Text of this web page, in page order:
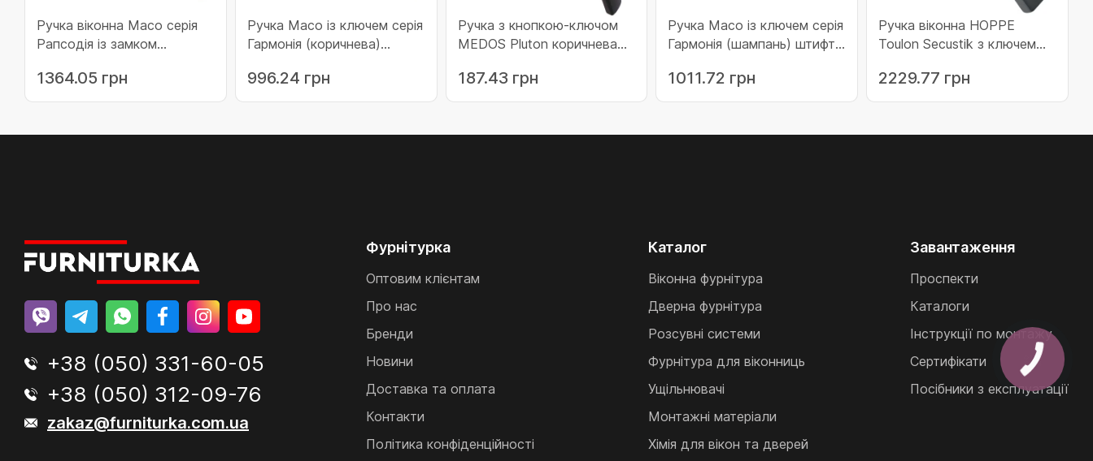
Ручка віконна Масо серія
Рапсодія із замком
1364.05 грн
Ручка Масо із ключем серія
Гармонія (коричнева)
996.24 грн
Ручка з кнопкою-ключом
MEDOS Pluton коричнева
187.43 грн
Ручка Масо із ключем серія
Гармонія (шампань) штифт
1011.72 грн
Ручка віконна HOPPE
Toulon Secustik з ключем
(11945935)
2229.77 грн
+38 (050) 331-60-05
+38 (050) 312-09-76
zakaz@furniturka.com.ua
Фурнітурка
Оптовим клієнтам
Про нас
Бренди
Новини
Доставка та оплата
Контакти
Політика конфіденційності
Каталог
Віконна фурнітура
Дверна фурнітура
Розсувні системи
Фурнітура для віконниць
Ущільнювачі
Монтажні матеріали
Хімія для вікон та дверей
Завантаження
Проспекти
Каталоги
Інструкції по монтажу
Сертифікати
Посібники з експлуатації